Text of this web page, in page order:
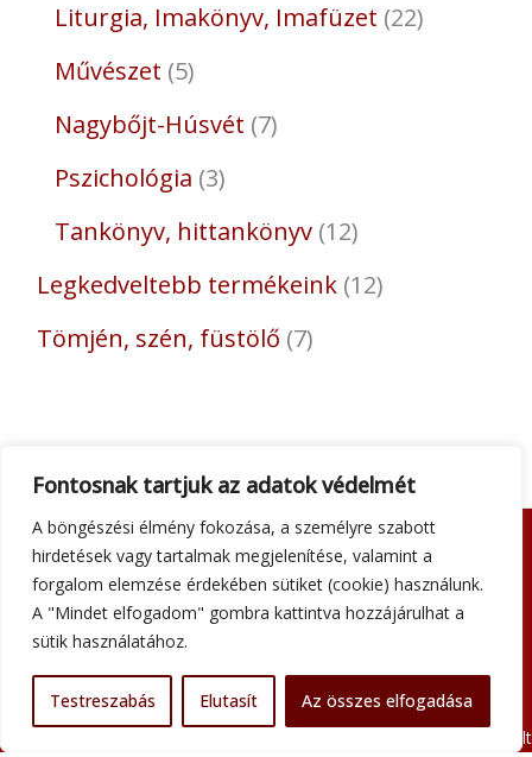
Fontosnak tartjuk az adatok védelmét
A böngészési élmény fokozása, a személyre szabott
hirdetések vagy tartalmak megjelenítése, valamint a
forgalom elemzése érdekében sütiket (cookie) használunk.
A "Mindet elfogadom" gombra kattintva hozzájárulhat a
sütik használatához.
Testreszabás Elutasít Az összes elfogadása
Liturgia, Imakönyv, Imafüzet 22
Művészet 5
Nagybőjt-Húsvét 7
Pszichológia 3
Tankönyv, hittankönyv 12
Legkedveltebb termékeink 12
Tömjén, szén, füstölő 7
Adatkezelési tájékoztató
Általános szerződési feltételek
Kapcsolat
Minden jog fenntartva © 2026 Szent Atanáz Könyv- és Kegytárgybolt